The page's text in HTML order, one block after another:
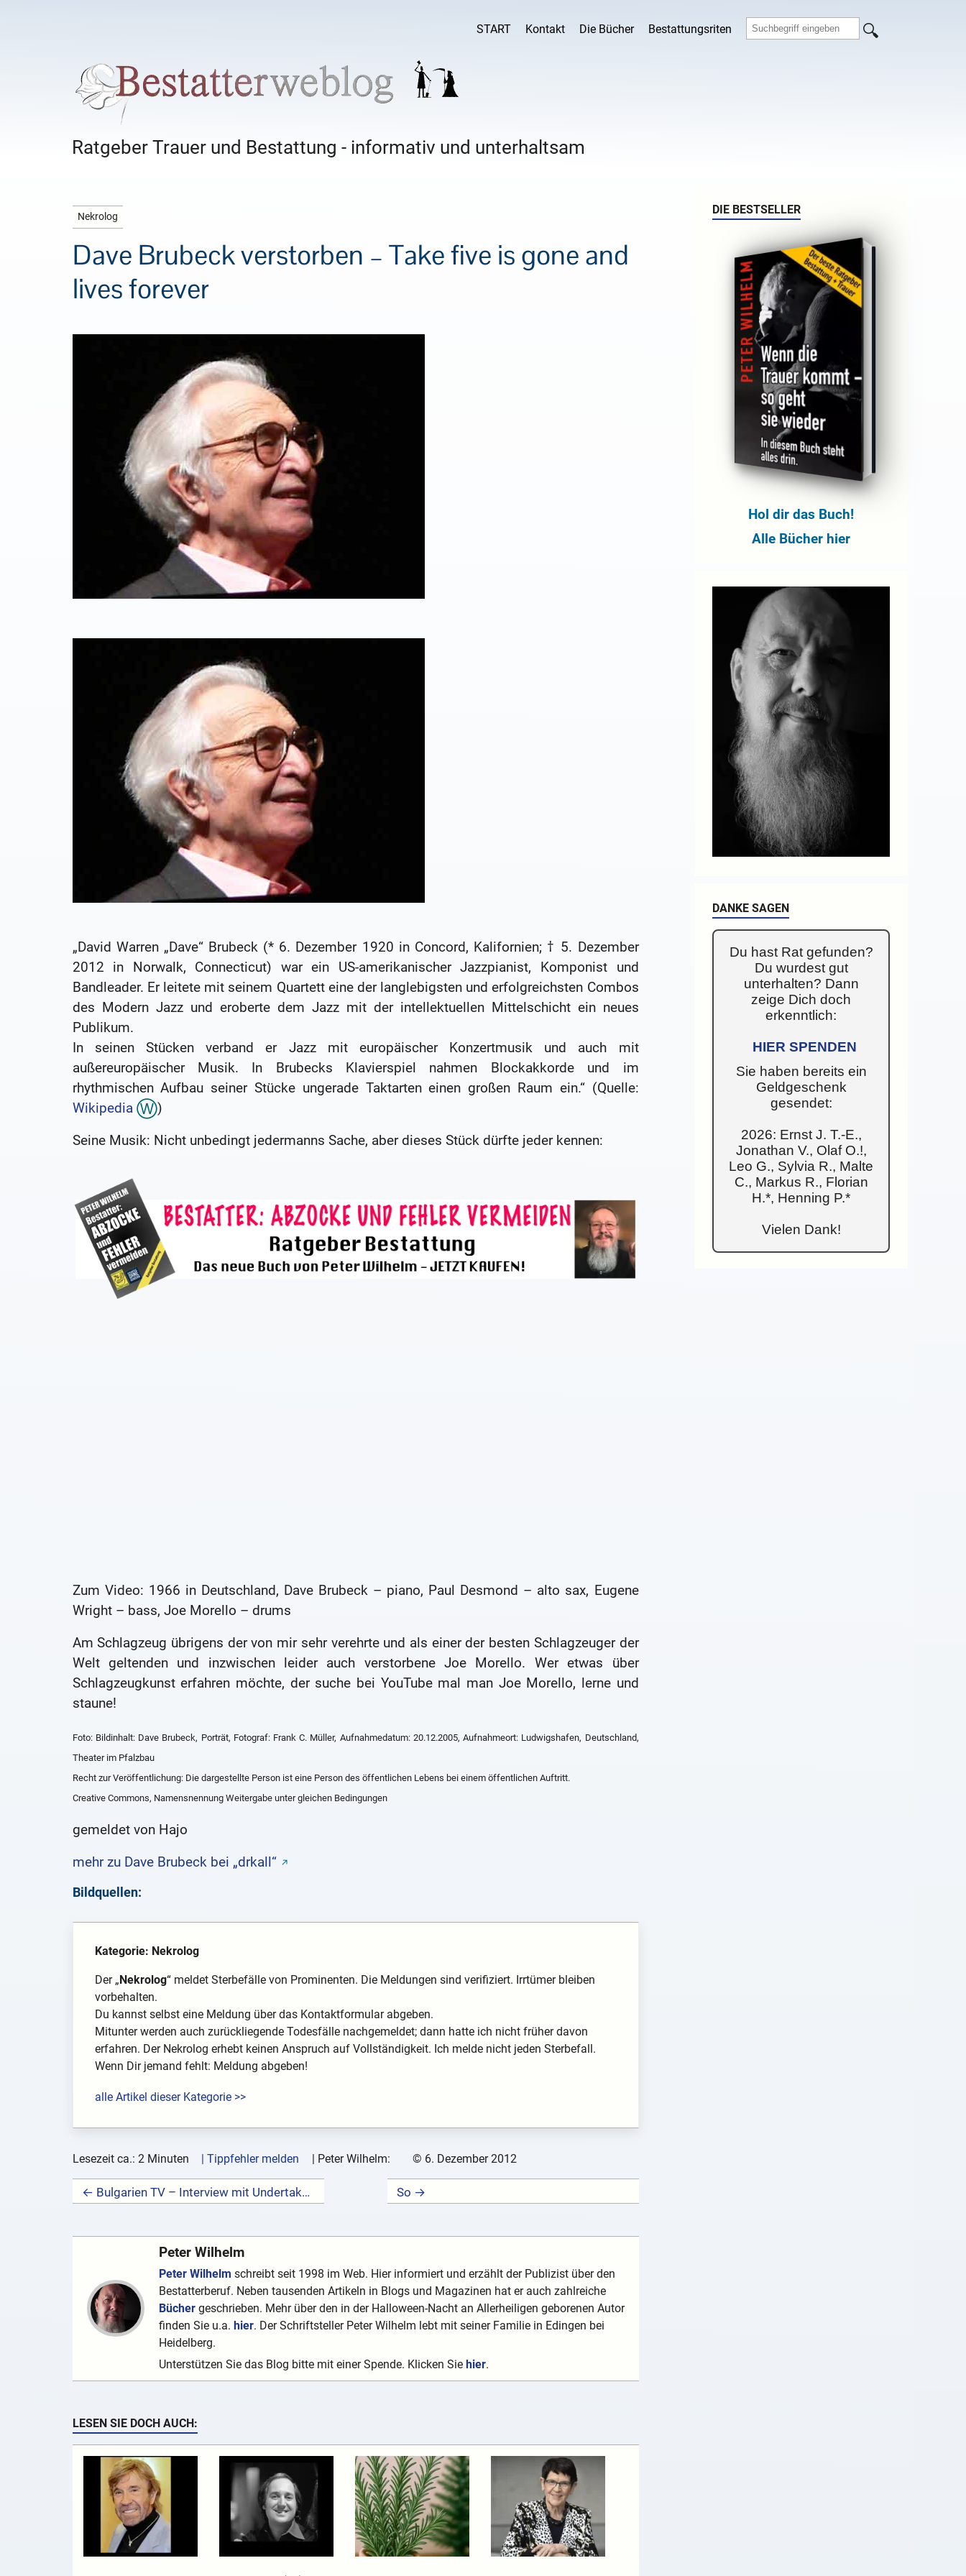
START Kontakt Die Bücher Bestattungsriten
Ratgeber Trauer und Bestattung - informativ und unterhaltsam
Nekrolog
Dave Brubeck verstorben – Take five is gone and
lives forever
„David Warren „Dave“ Brubeck (* 6. Dezember 1920 in Concord, Kalifornien; † 5. Dezember
2012 in Norwalk, Connecticut) war ein US-amerikanischer Jazzpianist, Komponist und
Bandleader. Er leitete mit seinem Quartett eine der langlebigsten und erfolgreichsten Combos
des Modern Jazz und eroberte dem Jazz mit der intellektuellen Mittelschicht ein neues
Publikum.
In seinen Stücken verband er Jazz mit europäischer Konzertmusik und auch mit
außereuropäischer Musik. In Brubecks Klavierspiel nahmen Blockakkorde und im
rhythmischen Aufbau seiner Stücke ungerade Taktarten einen großen Raum ein.“ (Quelle:
Wikipedia
)
Seine Musik: Nicht unbedingt jedermanns Sache, aber dieses Stück dürfte jeder kennen:
Zum Video: 1966 in Deutschland, Dave Brubeck – piano, Paul Desmond – alto sax, Eugene
Wright – bass, Joe Morello – drums
Am Schlagzeug übrigens der von mir sehr verehrte und als einer der besten Schlagzeuger der
Welt geltenden und inzwischen leider auch verstorbene Joe Morello. Wer etwas über
Schlagzeugkunst erfahren möchte, der suche bei YouTube mal man Joe Morello, lerne und
staune!
Foto: Bildinhalt: Dave Brubeck, Porträt, Fotograf: Frank C. Müller, Aufnahmedatum: 20.12.2005, Aufnahmeort: Ludwigshafen, Deutschland,
Theater im Pfalzbau
Recht zur Veröffentlichung: Die dargestellte Person ist eine Person des öffentlichen Lebens bei einem öffentlichen Auftritt.
Creative Commons, Namensnennung Weitergabe unter gleichen Bedingungen
gemeldet von Hajo
mehr zu Dave Brubeck bei „drkall“
Bildquellen:
Kategorie: Nekrolog
Der „Nekrolog“ meldet Sterbefälle von Prominenten. Die Meldungen sind verifiziert. Irrtümer bleiben
vorbehalten.
Du kannst selbst eine Meldung über das Kontaktformular abgeben.
Mitunter werden auch zurückliegende Todesfälle nachgemeldet; dann hatte ich nicht früher davon
erfahren. Der Nekrolog erhebt keinen Anspruch auf Vollständigkeit. Ich melde nicht jeden Sterbefall.
Wenn Dir jemand fehlt: Meldung abgeben!
alle Artikel dieser Kategorie >>
Lesezeit ca.: 2 Minuten | Tippfehler melden | Peter Wilhelm: © 6. Dezember 2012
← Bulgarien TV – Interview mit Undertaker Tom So →
Peter Wilhelm
Peter Wilhelm schreibt seit 1998 im Web. Hier informiert und erzählt der Publizist über den
Bestatterberuf. Neben tausenden Artikeln in Blogs und Magazinen hat er auch zahlreiche
Büchergeschrieben. Mehr über den in der Halloween-Nacht an Allerheiligen geborenen Autor
finden Sie u.a. hier. Der Schriftsteller Peter Wilhelm lebt mit seiner Familie in Edingen bei
Heidelberg.
Unterstützen Sie das Blog bitte mit einer Spende. Klicken Sie hier.
LESEN SIE DOCH AUCH:
DIE BESTSELLER
Hol dir das Buch!
Alle Bücher hier
DANKE SAGEN
Du hast Rat gefunden?
Du wurdest gut
unterhalten? Dann
zeige Dich doch
erkenntlich:
HIER SPENDEN
Sie haben bereits ein
Geldgeschenk
gesendet:
2026: Ernst J. T.-E.,
Jonathan V., Olaf O.!,
Leo G., Sylvia R., Malte
C., Markus R., Florian
H.*, Henning P.*
Vielen Dank!